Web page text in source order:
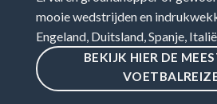
mooie wedstrijden en
Engeland, Duitsland, Spanje,
BEKIJK HIER DE